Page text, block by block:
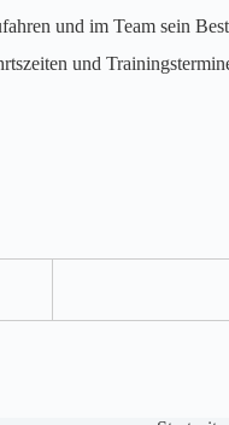
und im Team sein
und